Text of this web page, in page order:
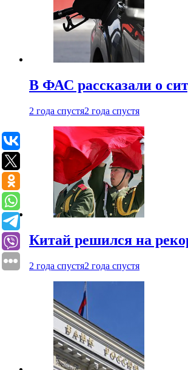
В ФАС рассказали о
2 года спустя2 года спустя
Китай решился на
2 года спустя2 года спустя